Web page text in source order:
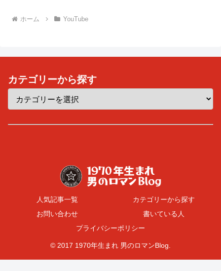
ホーム YouTube
カテゴリーから探す
人気記事一覧
カテゴリーから探す
お問い合わせ
書いている人
プライバシーポリシー
© 2017 1970年生まれ 男のロマンBlog.